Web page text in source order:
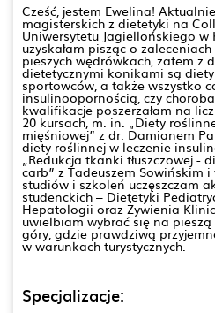
Cześć, jestem Ewelina!
magisterskich z dietetyki na
Uniwersytetu Jagiellońskiego w
uzyskałam pisząc o
pieszych wędrówkach, zatem z
dietetycznymi konikami są diety
sportowców, a także wszystko
insulinoopornością, czy
kwalifikacje poszerzałam na
20 kursach, m. in. „Diety
mięśniowej” z dr. Damianem
diety roślinnej w leczenie
„Redukcja tkanki tłuszczowej -
carb” z Tadeuszem Sowińskim
studiów i szkoleń uczęszczam
studenckich – Dietetyki
Hepatologii oraz Żywienia
uwielbiam wybrać się na
góry, gdzie prawdziwą
w warunkach turystycznych.
Specjalizacje: